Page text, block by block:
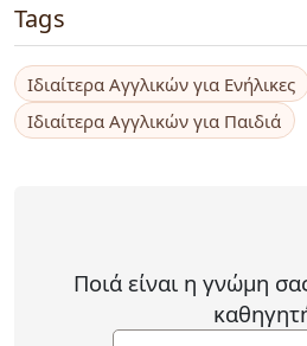
Tags
Ιδιαίτερα Αγγλικών για Ενήλικες
Ιδιαίτερα Αγγλικών για Παιδιά
Ποιά είναι η γνώμη